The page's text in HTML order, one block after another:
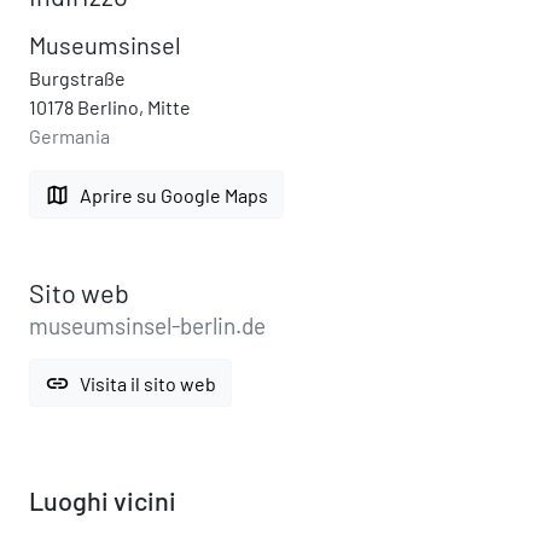
Museumsinsel
Burgstraße
10178 Berlino, Mitte
Germania
map Aprire su Google Maps
Sito web
museumsinsel-berlin.de
link Visita il sito web
Luoghi vicini